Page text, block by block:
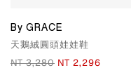
By GRACE
天鵝絨圓頭娃娃鞋
NT 3,280 NT 2,296